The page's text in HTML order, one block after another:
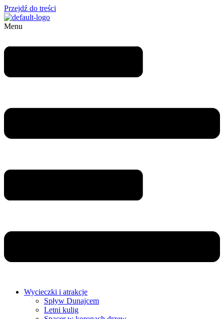
Przejdź do treści
Menu
Wycieczki i atrakcje
Spływ Dunajcem
Letni kulig